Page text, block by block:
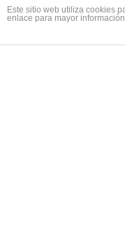
Este sitio web utiliza cookies
enlace para mayor